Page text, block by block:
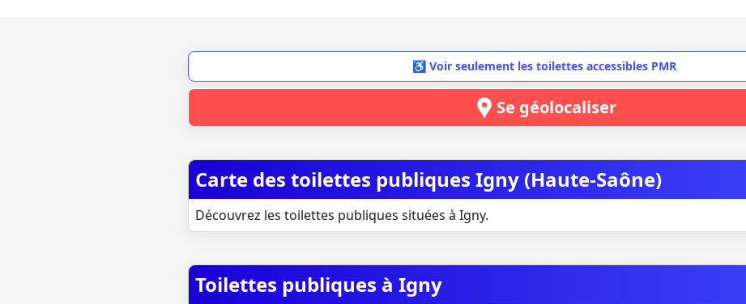
♿ Voir seulement les toilettes accessibles PMR
Se géolocaliser
Carte des toilettes publiques Igny (Haute-Saône)
Découvrez les toilettes publiques situées à Igny.
Toilettes publiques à Igny